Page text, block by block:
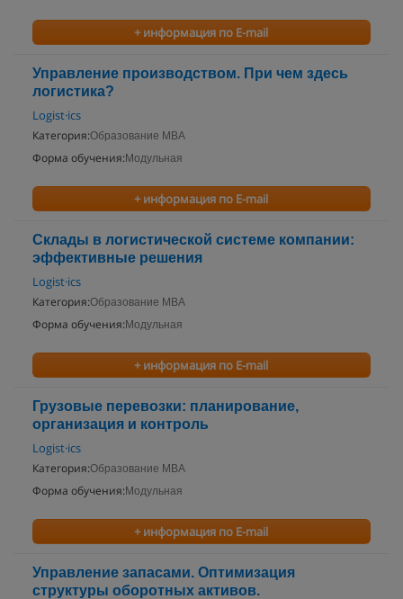
+ информация по E-mail
Управление производством. При чем здесь
логистика?
Logist·ics
Категория:Образование MBA
Форма обучения: Модульная
+ информация по E-mail
Склады в логистической системе компании:
эффективные решения
Logist·ics
Категория:Образование MBA
Форма обучения: Модульная
+ информация по E-mail
Грузовые перевозки: планирование,
организация и контроль
Logist·ics
Категория:Образование MBA
Форма обучения: Модульная
+ информация по E-mail
Управление запасами. Оптимизация
структуры оборотных активов.